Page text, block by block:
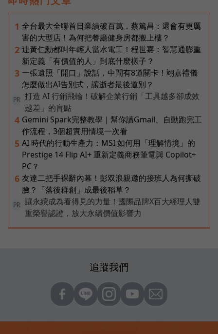
1 全台最大全聯首日業績破百萬，蔡篤昌：還會有更厲
害的大型店！為何把餐廳健身房都搬上樓？
2 連黃仁勳都叫年輕人當水電工！程世嘉：智慧通膨重
新定義「有價值的人」到底什麼樣子？
3 一張遺照「開口」說話，中間有8道關卡！翊嘉禮儀
怎麼做出AI告別式，讓逝者最後道別？
PR
打造 AI 行銷飛輪！破解企業行銷「工具越多卻成效
越差」的盲點
4 Gemini Spark完整教學｜幫你讀Gmail、自動跑完工
作流程，3個超實用情境一次看
5 AI 時代的行動生產力：MSI 如何用「理解情境」的
Prestige 14 Flip AI+ 重新定義商務筆電與 Copilot+
PC？
6 友達二把手裸辭內幕！彭双浪親邀的接班人為何撕破
臉？「落後群創」成最後稻草？
PR
讓永續成為看得見的力量！國際品牌X百大經理人雙
重榮譽認證，放大永續價值影響力
追蹤我們